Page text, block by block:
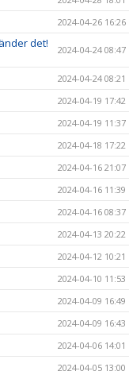
2024-04-26 16:26
det!
2024-04-24 08:47
2024-04-24 08:21
2024-04-19 17:42
2024-04-19 11:37
2024-04-18 17:22
2024-04-16 21:07
2024-04-16 11:39
2024-04-16 08:37
2024-04-13 20:22
2024-04-12 10:21
2024-04-10 11:53
2024-04-09 16:49
2024-04-09 16:43
2024-04-06 14:01
2024-04-05 13:00